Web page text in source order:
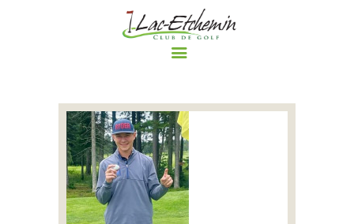
LE CLUB DE GOLF
PARCOURS
RÈGLEMENTS ET
POLITIQUES DU CLUB DE
GOLF DE LAC-ETCHEMIN